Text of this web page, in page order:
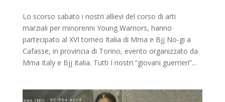
Lo scorso sabato i nostri allievi del corso di arti
marziali per minorenni Young Warriors, hanno
partecipato al XVI torneo Italia di Mma e Bjj No-gi a
Cafasse, in provincia di Torino, evento organizzato da
Mma Italy e Bjj Italia. Tutti I nostri “giovani guerrieri”...